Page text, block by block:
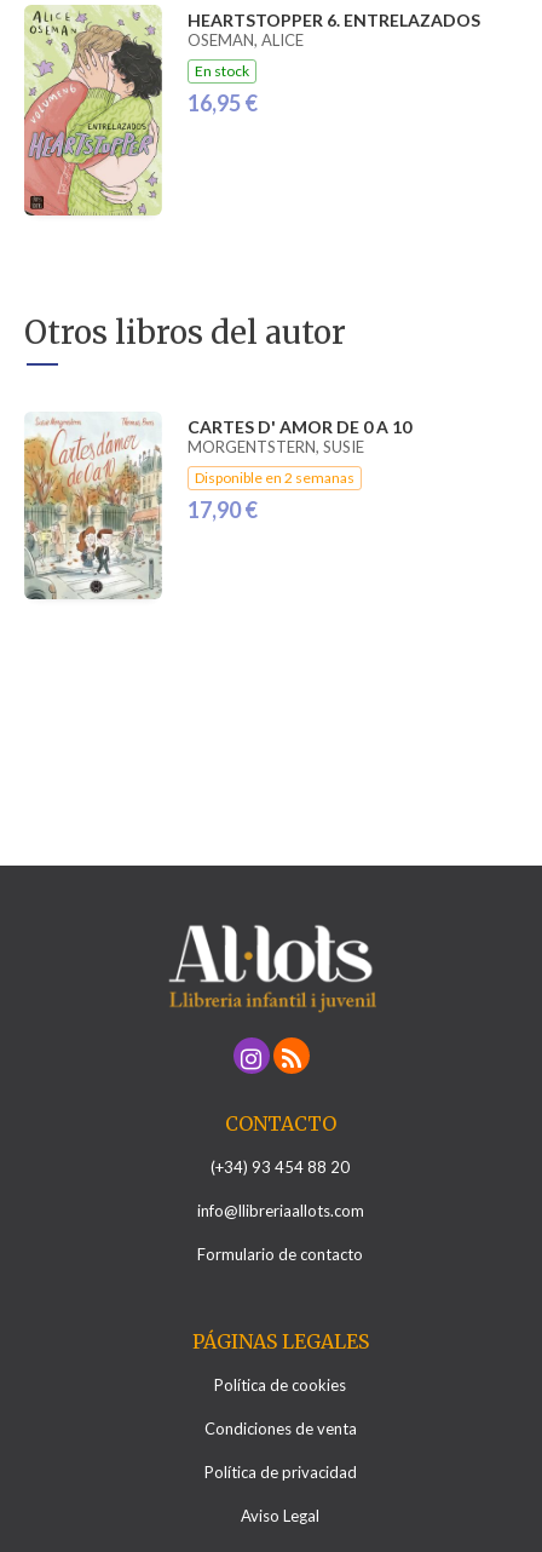
HEARTSTOPPER 6. ENTRELAZADOS
OSEMAN, ALICE
En stock
16,95 €
Otros libros del autor
CARTES D' AMOR DE 0 A 10
MORGENTSTERN, SUSIE
Disponible en 2 semanas
17,90 €
CONTACTO
(+34) 93 454 88 20
info@llibreriaallots.com
Formulario de contacto
PÁGINAS LEGALES
Política de cookies
Condiciones de venta
Política de privacidad
Aviso Legal